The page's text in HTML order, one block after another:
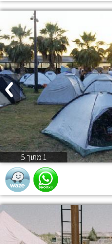
1 מתוך 5